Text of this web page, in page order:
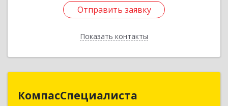
Отправить заявку
Показать контакты
Отправить заявку
Назад
КомпасСпециалиста